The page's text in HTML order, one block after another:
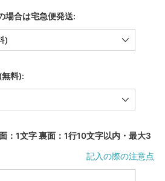
場合は宅急便発送:
料):
：1文字 裏面：1行10文字以内・最大3
記入の際の注意点